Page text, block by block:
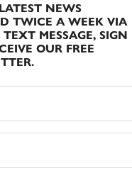
NEWS
TWICE A WEEK VIA
MESSAGE, SIGN
OUR FREE